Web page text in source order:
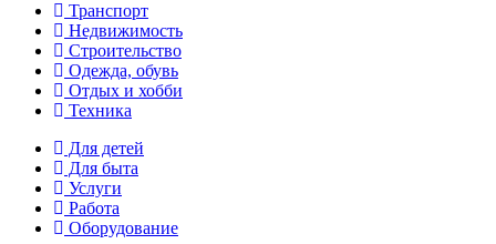
Транспорт
Недвижимость
Строительство
Одежда, обувь
Отдых и хобби
Техника
Для детей
Для быта
Услуги
Работа
Оборудование